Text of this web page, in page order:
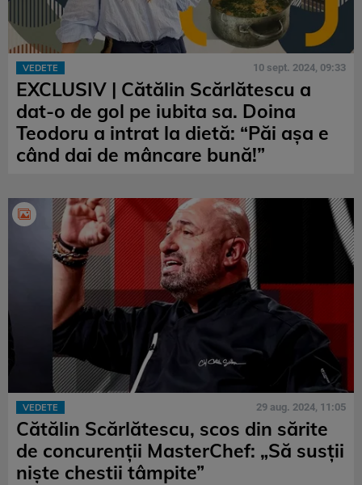
VEDETE 10 sept. 2024, 09:33
EXCLUSIV | Cătălin Scărlătescu a
dat-o de gol pe iubita sa. Doina
Teodoru a intrat la dietă: “Păi așa e
când dai de mâncare bună!”
VEDETE 29 aug. 2024, 11:05
Cătălin Scărlătescu, scos din sărite
de concurenții MasterChef: „Să susții
niște chestii tâmpite”